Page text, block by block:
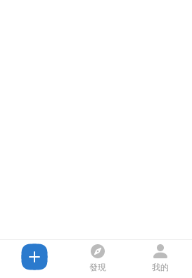
發現 我的